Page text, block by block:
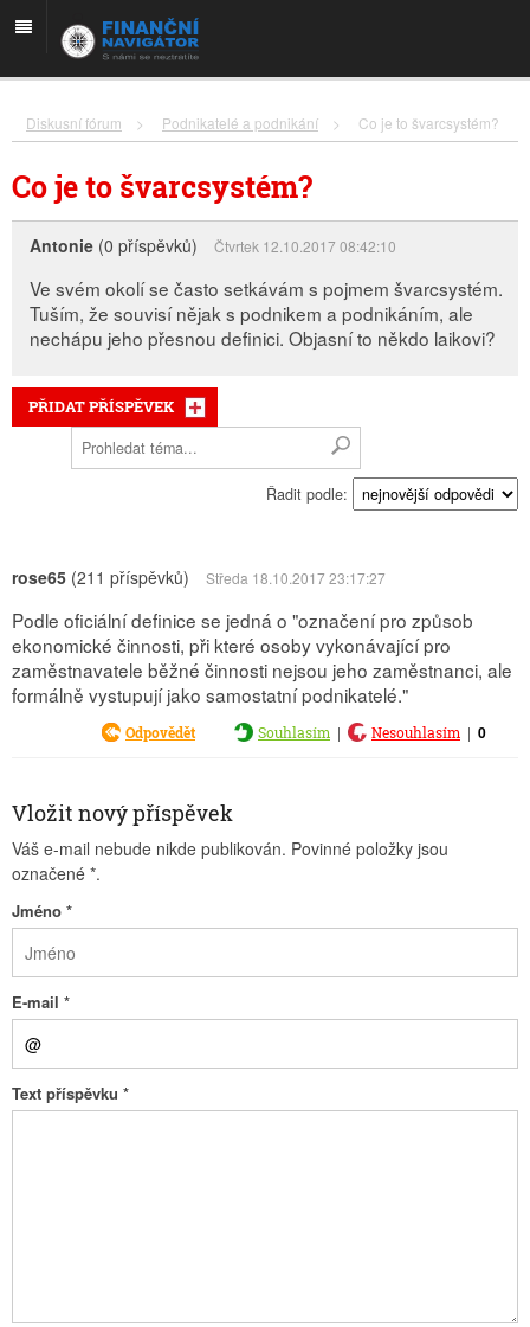
Diskusní fórum > Podnikatelé a podnikání > Co je to švarcsystém?
Co je to švarcsystém?
Antonie (0 příspěvků) Čtvrtek 12.10.2017 08:42:10
Ve svém okolí se často setkávám s pojmem švarcsystém.
Tuším, že souvisí nějak s podnikem a podnikáním, ale
nechápu jeho přesnou definici. Objasní to někdo laikovi?
PŘIDAT PŘÍSPĚVEK
Řadit podle:
rose65 (211 příspěvků) Středa 18.10.2017 23:17:27
Podle oficiální definice se jedná o "označení pro způsob
ekonomické činnosti, při které osoby vykonávající pro
zaměstnavatele běžné činnosti nejsou jeho zaměstnanci, ale
formálně vystupují jako samostatní podnikatelé."
Odpovědět Souhlasím | Nesouhlasím | 0
Vložit nový příspěvek
Váš e-mail nebude nikde publikován. Povinné položky jsou
označené *.
Jméno *
E-mail *
Text příspěvku *